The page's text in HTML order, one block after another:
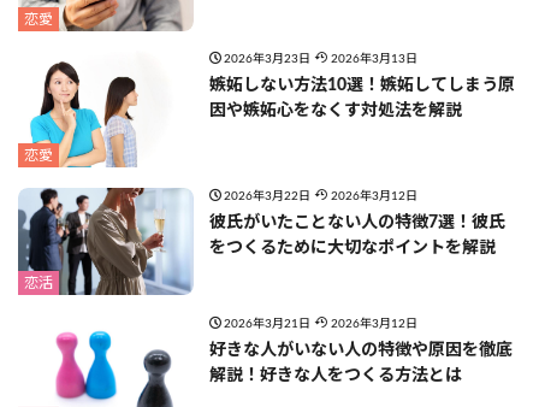
恋愛
恋愛
2026年3月23日 2026年3月13日
嫉妬しない方法10選！嫉妬してしまう原
因や嫉妬心をなくす対処法を解説
恋活
2026年3月22日 2026年3月12日
彼氏がいたことない人の特徴7選！彼氏
をつくるために大切なポイントを解説
2026年3月21日 2026年3月12日
好きな人がいない人の特徴や原因を徹底
解説！好きな人をつくる方法とは